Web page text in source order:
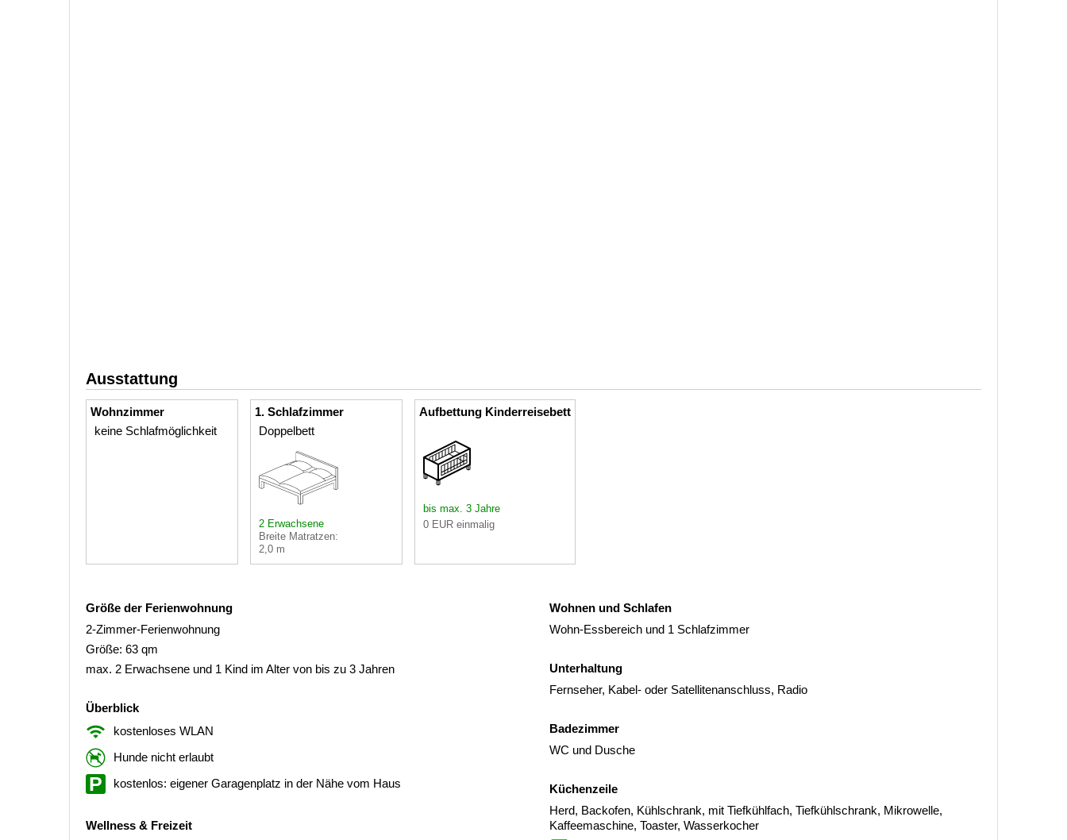
Ausstattung
Wohnzimmer
keine Schlafmöglichkeit
1. Schlafzimmer
Doppelbett
2 Erwachsene
Breite Matratzen:
2,0 m
Aufbettung Kinderreisebett
bis max. 3 Jahre
0 EUR einmalig
Größe der Ferienwohnung
2-Zimmer-Ferienwohnung
Größe: 63 qm
max. 2 Erwachsene und 1 Kind im Alter von bis zu 3 Jahren
Überblick
kostenloses WLAN
Hunde nicht erlaubt
kostenlos: eigener Garagenplatz in der Nähe vom Haus
Wellness & Freizeit
Wohnen und Schlafen
Wohn-Essbereich und 1 Schlafzimmer
Unterhaltung
Fernseher, Kabel- oder Satellitenanschluss, Radio
Badezimmer
WC und Dusche
Küchenzeile
Herd, Backofen, Kühlschrank, mit Tiefkühlfach, Tiefkühlschrank, Mikrowelle,
Kaffeemaschine, Toaster, Wasserkocher